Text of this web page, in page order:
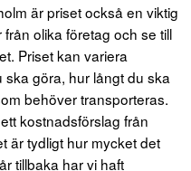
är priset också en viktig
olika företag och se till
Priset kan variera
göra, hur långt du ska
behöver transporteras.
kostnadsförslag från
är tydligt hur mycket det
tillbaka har vi haft